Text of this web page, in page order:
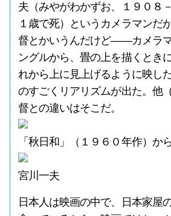
夫（みやがわかずお、１９０８
１歳で死）というカメラマン
督とかいうんだけど――カメラ
ングルから、畳の上を描くとき
れから上に見上げるように映し
のすごくリアリズムが出た。他
督との違いはそこだ。
「秋日和」（１９６０年作）か
宮川一夫
日本人は映画の中で、日本家屋